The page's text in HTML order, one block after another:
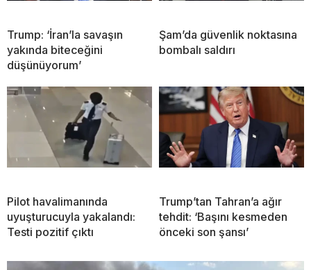
Trump: ‘İran’la savaşın
yakında biteceğini
düşünüyorum’
Şam’da güvenlik noktasına
bombalı saldırı
Pilot havalimanında
uyuşturucuyla yakalandı:
Testi pozitif çıktı
Trump’tan Tahran’a ağır
tehdit: ‘Başını kesmeden
önceki son şansı’